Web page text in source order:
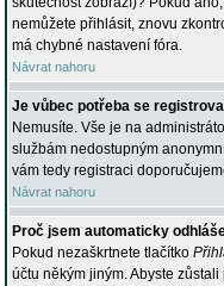
nemůžete přihlásit, znovu
má chybné nastavení fóra.
Návrat nahoru
Je vůbec potřeba se
Nemusíte. Vše je na
službám nedostupným
vám tedy registraci
Návrat nahoru
Proč jsem automaticky
Pokud nezaškrtnete tlačítko
účtu někým jiným. Abyste